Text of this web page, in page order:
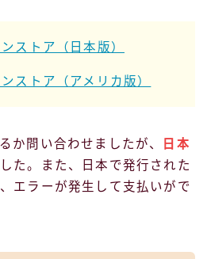
ストア（日本版）
ストア（アメリカ版）
か問い合わせましたが、
日本
た。また、日本で発行された
エラーが発生して支払いがで